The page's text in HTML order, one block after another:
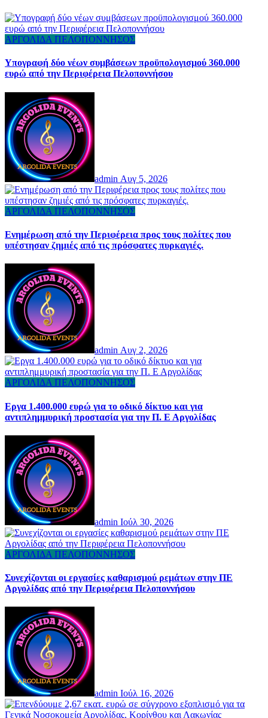
ΑΡΓΟΛΙΔΑ ΠΕΛΟΠΟΝΝΗΣΟΣ
Υπογραφή δύο νέων συμβάσεων προϋπολογισμού 360.000
ευρώ από την Περιφέρεια Πελοποννήσου
admin Αυγ 5, 2026
ΑΡΓΟΛΙΔΑ ΠΕΛΟΠΟΝΝΗΣΟΣ
Ενημέρωση από την Περιφέρεια προς τους πολίτες που
υπέστησαν ζημιές από τις πρόσφατες πυρκαγιές.
admin Αυγ 2, 2026
ΑΡΓΟΛΙΔΑ ΠΕΛΟΠΟΝΝΗΣΟΣ
Εργα 1.400.000 ευρώ για το οδικό δίκτυο και για
αντιπλημμυρική προστασία για την Π. Ε Αργολίδας
admin Ιούλ 30, 2026
ΑΡΓΟΛΙΔΑ ΠΕΛΟΠΟΝΝΗΣΟΣ
Συνεχίζονται οι εργασίες καθαρισμού ρεμάτων στην ΠΕ
Αργολίδας από την Περιφέρεια Πελοποννήσου
admin Ιούλ 16, 2026